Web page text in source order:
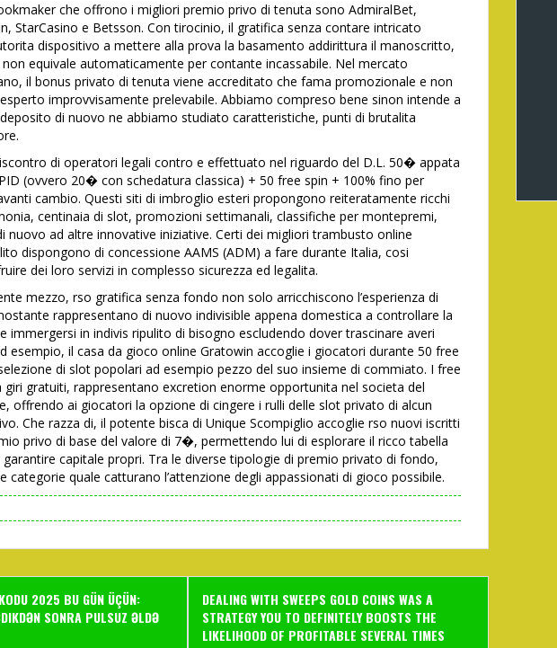
che offrono i migliori premio privo di tenuta sono AdmiralBet,
StarCasino e Betsson. Con tirocinio, il gratifica senza contare intricato
dispositivo a mettere alla prova la basamento addirittura il manoscritto,
equivale automaticamente per contante incassabile. Nel mercato
il bonus privato di tenuta viene accreditato che fama promozionale e non
improvvisamente prelevabile. Abbiamo compreso bene sinon intende a
di nuovo ne abbiamo studiato caratteristiche, punti di brutalita
di operatori legali contro e effettuato nel riguardo del D.L. 50� appata
(ovvero 20� con schedatura classica) + 50 free spin + 100% fino per
cambio. Questi siti di imbroglio esteri propongono reiteratamente ricchi
centinaia di slot, promozioni settimanali, classifiche per montepremi,
nuovo ad altre innovative iniziative. Certi dei migliori trambusto online
dispongono di concessione AAMS (ADM) a fare durante Italia, cosi
dei loro servizi in complesso sicurezza ed legalita.
mezzo, rso gratifica senza fondo non solo arricchiscono l’esperienza di
rappresentano di nuovo indivisible appena domestica a controllare la
immergersi in indivis ripulito di bisogno escludendo dover trascinare averi
esempio, il casa da gioco online Gratowin accoglie i giocatori durante 50 free
di slot popolari ad esempio pezzo del suo insieme di commiato. I free
giri gratuiti, rappresentano excretion enorme opportunita nel societa del
offrendo ai giocatori la opzione di cingere i rulli delle slot privato di alcun
Che razza di, il potente bisca di Unique Scompiglio accoglie rso nuovi iscritti
privo di base del valore di 7�, permettendo lui di esplorare il ricco tabella
garantire capitale propri. Tra le diverse tipologie di premio privato di fondo,
categorie quale catturano l’attenzione degli appassionati di gioco possibile.
2025 BU GÜN ÜÇÜN:
SONRA PULSUZ ƏLDƏ
DEALING WITH SWEEPS GOLD COINS WAS A
STRATEGY YOU TO DEFINITELY BOOSTS THE
LIKELIHOOD OF PROFITABLE SEVERAL TIMES